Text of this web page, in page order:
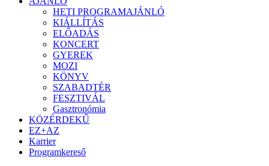
HETI PROGRAMAJÁNLÓ
KIÁLLÍTÁS
ELŐADÁS
KONCERT
GYEREK
MOZI
KÖNYV
SZABADTÉR
FESZTIVÁL
Gasztronómia
KÖZÉRDEKŰ
EZ+AZ
Karrier
Programkereső